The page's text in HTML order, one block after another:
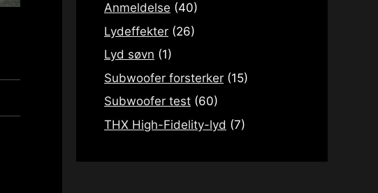
Anmeldelse (40)
Lydeffekter (26)
Lyd søvn (1)
Subwoofer forsterker (15)
Subwoofer test (60)
THX High-Fidelity-lyd (7)